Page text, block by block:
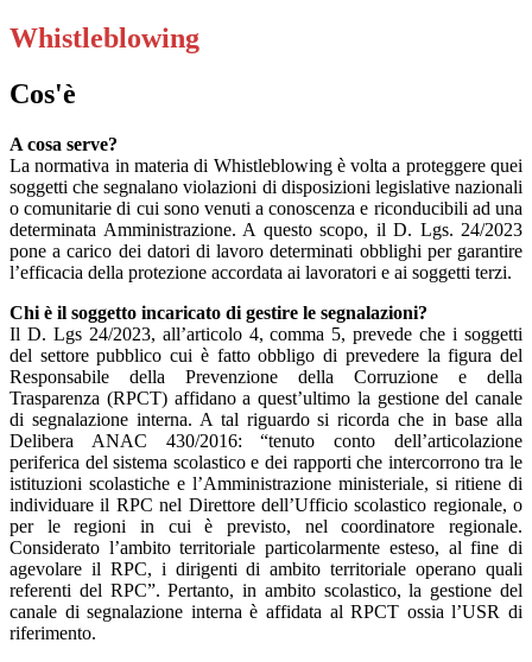
Whistleblowing
Cos'è
A cosa serve?
La normativa in materia di Whistleblowing è volta a proteggere quei
soggetti che segnalano violazioni di disposizioni legislative nazionali
o comunitarie di cui sono venuti a conoscenza e riconducibili ad una
determinata Amministrazione. A questo scopo, il D. Lgs. 24/2023
pone a carico dei datori di lavoro determinati obblighi per garantire
l’efficacia della protezione accordata ai lavoratori e ai soggetti terzi.
Chi è il soggetto incaricato di gestire le segnalazioni?
Il D. Lgs 24/2023, all’articolo 4, comma 5, prevede che i soggetti
del settore pubblico cui è fatto obbligo di prevedere la figura del
Responsabile della Prevenzione della Corruzione e della
Trasparenza (RPCT) affidano a quest’ultimo la gestione del canale
di segnalazione interna. A tal riguardo si ricorda che in base alla
Delibera ANAC 430/2016: “tenuto conto dell’articolazione
periferica del sistema scolastico e dei rapporti che intercorrono tra le
istituzioni scolastiche e l’Amministrazione ministeriale, si ritiene di
individuare il RPC nel Direttore dell’Ufficio scolastico regionale, o
per le regioni in cui è previsto, nel coordinatore regionale.
Considerato l’ambito territoriale particolarmente esteso, al fine di
agevolare il RPC, i dirigenti di ambito territoriale operano quali
referenti del RPC”. Pertanto, in ambito scolastico, la gestione del
canale di segnalazione interna è affidata al RPCT ossia l’USR di
riferimento.